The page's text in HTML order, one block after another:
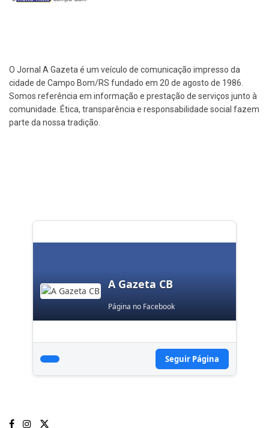
O Jornal A Gazeta é um veículo de comunicação impresso da
cidade de Campo Bom/RS fundado em 20 de agosto de 1986.
Somos referência em informação e prestação de serviços junto à
comunidade. Ética, transparência e responsabilidade social fazem
parte da nossa tradição.
A Gazeta CB
Página no Facebook
Seguir Página